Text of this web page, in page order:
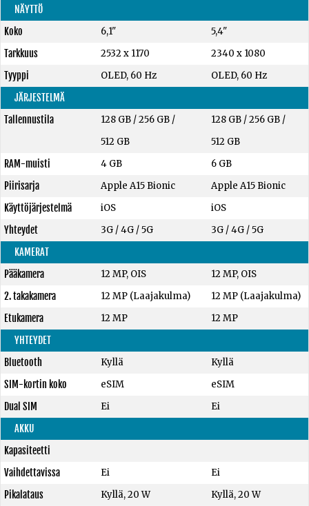
NÄYTTÖ
Koko
6,1"
5,4"
Tarkkuus
2532 x 1170
2340 x 1080
Tyyppi
OLED, 60 Hz
OLED, 60 Hz
JÄRJESTELMÄ
Tallennustila
128 GB/256 GB/
512 GB
128 GB /256 GB /
512 GB
RAM-muisti
4 GB
6 GB
Piirisarja
Apple A15 Bionic
Apple A15 Bionic
Käyttöjärjestelmä
iOS
iOS
Yhteydet
3G / 4G / 5G
3G / 4G / 5G
KAMERAT
Pääkamera
12 MP, OIS
12 MP, OIS
2. takakamera
12 MP (Laajakulma)
12 MP (Laajakulma)
Etukamera
12 MP
12 MP
YHTEYDET
Bluetooth
Kyllä
Kyllä
SIM-kortin koko
eSIM
eSIM
Dual SIM
Ei
Ei
AKKU
Kapasiteetti
Vaihdettavissa
Ei
Ei
Pikalataus
Kyllä, 20 W
Kyllä, 20 W